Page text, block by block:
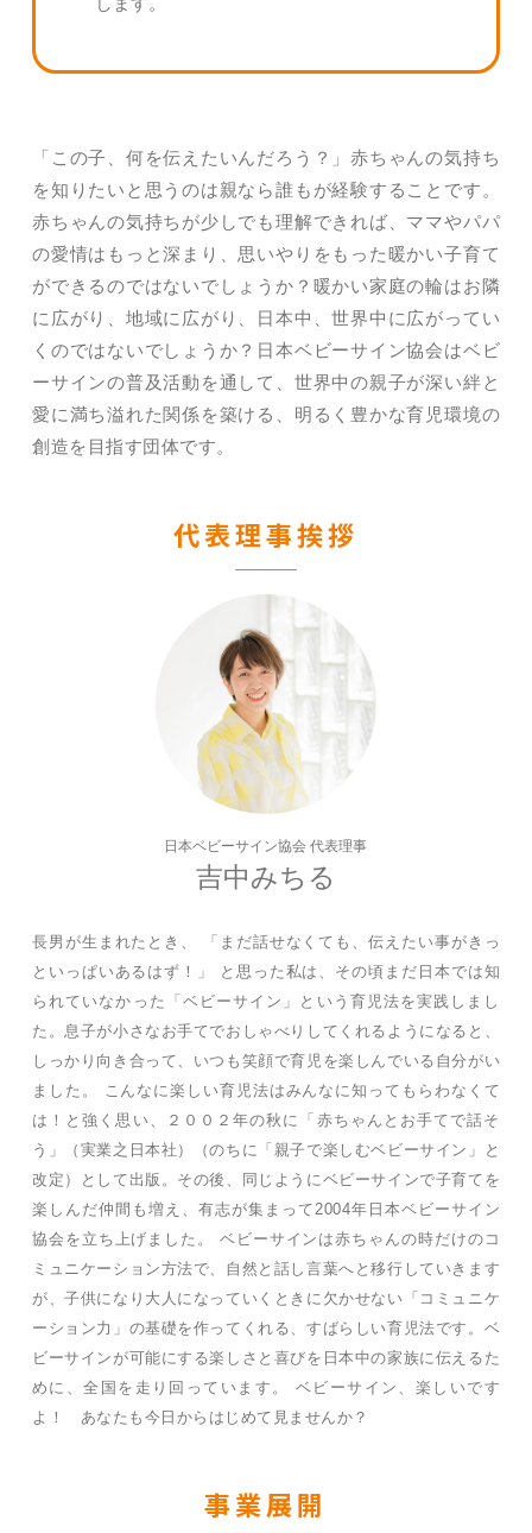
「この子、何を伝えたいんだろう？」赤ちゃんの気持ち
を知りたいと思うのは親なら誰もが経験することです。
赤ちゃんの気持ちが少しでも理解できれば、ママやパパ
の愛情はもっと深まり、思いやりをもった暖かい子育て
ができるのではないでしょうか？暖かい家庭の輪はお隣
に広がり、地域に広がり、日本中、世界中に広がってい
くのではないでしょうか？日本ベビーサイン協会はベビ
ーサインの普及活動を通して、世界中の親子が深い絆と
愛に満ち溢れた関係を築ける、明るく豊かな育児環境の
創造を目指す団体です。
代表理事挨拶
日本ベビーサイン協会 代表理事
吉中みちる
長男が生まれたとき、 「まだ話せなくても、伝えたい事がきっ
といっぱいあるはず！」 と思った私は、その頃まだ日本では知
られていなかった「ベビーサイン」という育児法を実践しまし
た。息子が小さなお手てでおしゃべりしてくれるようになると、
しっかり向き合って、いつも笑顔で育児を楽しんでいる自分がい
ました。 こんなに楽しい育児法はみんなに知ってもらわなくて
は！と強く思い、２００２年の秋に「赤ちゃんとお手てで話そ
う」（実業之日本社）（のちに「親子で楽しむベビーサイン」と
改定）として出版。その後、同じようにベビーサインで子育てを
楽しんだ仲間も増え、有志が集まって2004年日本ベビーサイン
協会を立ち上げました。 ベビーサインは赤ちゃんの時だけのコ
ミュニケーション方法で、自然と話し言葉へと移行していきます
が、子供になり大人になっていくときに欠かせない「コミュニケ
ーション力」の基礎を作ってくれる、すばらしい育児法です。ベ
ビーサインが可能にする楽しさと喜びを日本中の家族に伝えるた
めに、全国を走り回っています。 ベビーサイン、楽しいです
よ！ あなたも今日からはじめて見ませんか？
事業展開